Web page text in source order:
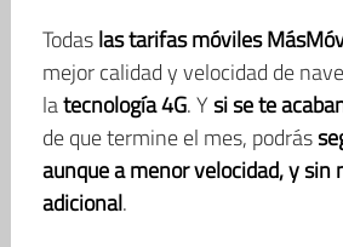
Todaslas tarifas móviles
mejor calidad y velocidad de
latecnología 4G. Ysi se te
de que termine el mes, podrás
aunque a menor velocidad, y sin
adicional.